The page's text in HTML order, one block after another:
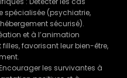
spécialisée (psychiatrie,
sécurisé).
et à l’animation
favorisant leur bien-être,
les survivantes à